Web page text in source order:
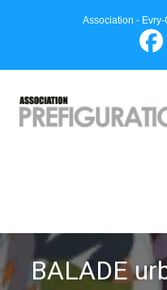
Association -
BALADE